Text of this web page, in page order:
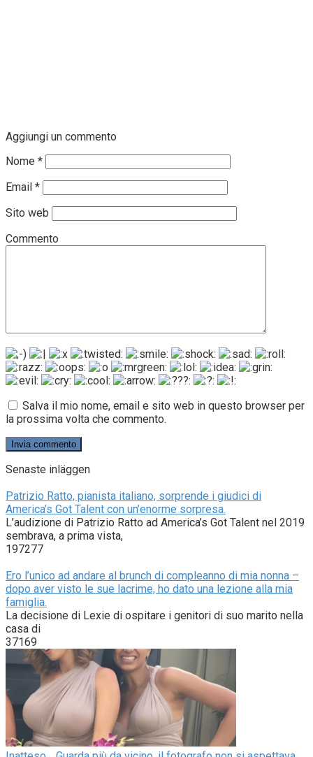
Aggiungi un commento
Nome *
Email *
Sito web
Commento
Salva il mio nome, email e sito web in questo browser per
la prossima volta che commento.
Senaste inläggen
Patrizio Ratto, pianista italiano, sorprende i giudici di
America’s Got Talent con un’enorme sorpresa.
L’audizione di Patrizio Ratto ad America’s Got Talent nel 2019
sembrava, a prima vista,
197277
Ero l’unico ad andare al brunch di compleanno di mia nonna –
dopo aver visto le sue lacrime, ho dato una lezione alla mia
famiglia.
La decisione di Lexie di ospitare i genitori di suo marito nella
casa di
37169